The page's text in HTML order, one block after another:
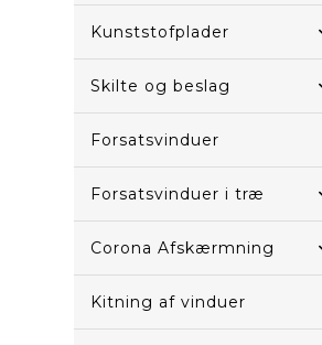
Kunststofplader
Skilte og beslag
Forsatsvinduer
Forsatsvinduer i træ
Corona Afskærmning
Kitning af vinduer